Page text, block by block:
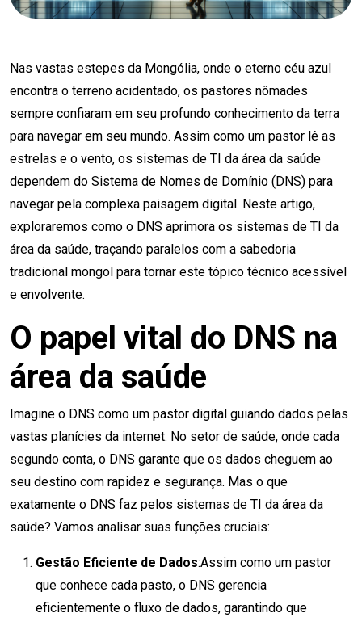
Nas vastas estepes da Mongólia, onde o eterno céu azul
encontra o terreno acidentado, os pastores nômades
sempre confiaram em seu profundo conhecimento da terra
para navegar em seu mundo. Assim como um pastor lê as
estrelas e o vento, os sistemas de TI da área da saúde
dependem do Sistema de Nomes de Domínio (DNS) para
navegar pela complexa paisagem digital. Neste artigo,
exploraremos como o DNS aprimora os sistemas de TI da
área da saúde, traçando paralelos com a sabedoria
tradicional mongol para tornar este tópico técnico acessível
e envolvente.
O papel vital do DNS na
área da saúde
Imagine o DNS como um pastor digital guiando dados pelas
vastas planícies da internet. No setor de saúde, onde cada
segundo conta, o DNS garante que os dados cheguem ao
seu destino com rapidez e segurança. Mas o que
exatamente o DNS faz pelos sistemas de TI da área da
saúde? Vamos analisar suas funções cruciais:
Gestão Eficiente de Dados:Assim como um pastor
que conhece cada pasto, o DNS gerencia
eficientemente o fluxo de dados, garantindo que